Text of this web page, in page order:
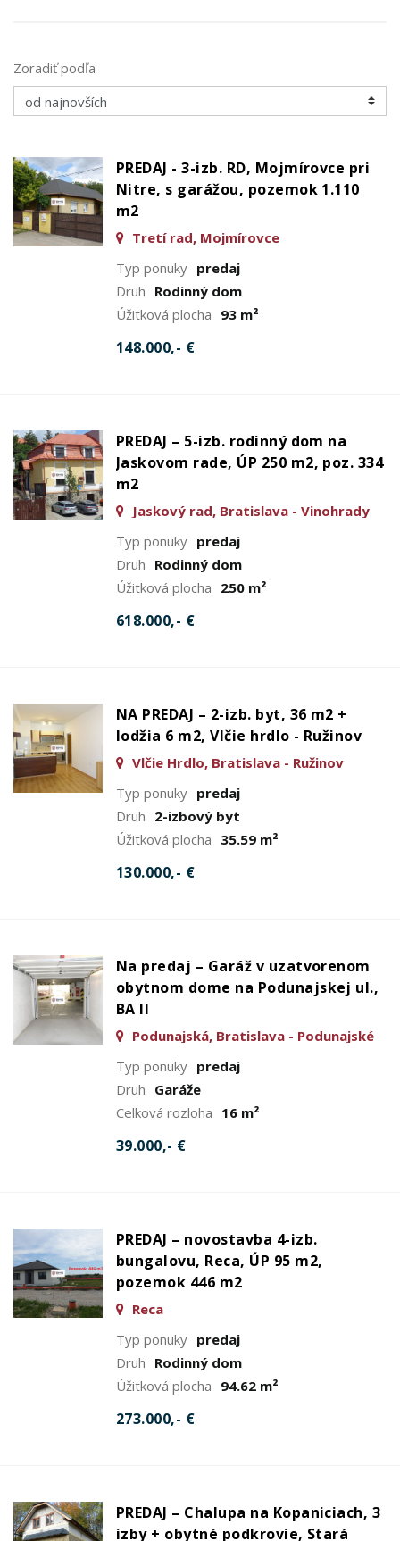
Zoradiť podľa
PREDAJ - 3-izb. RD, Mojmírovce pri
Nitre, s garážou, pozemok 1.110
m2
Tretí rad, Mojmírovce
Typ ponuky predaj
Druh Rodinný dom
Úžitková plocha 93 m²
148.000,- €
PREDAJ – 5-izb. rodinný dom na
Jaskovom rade, ÚP 250 m2, poz. 334
m2
Jaskový rad, Bratislava - Vinohrady
Typ ponuky predaj
Druh Rodinný dom
Úžitková plocha 250 m²
618.000,- €
NA PREDAJ – 2-izb. byt, 36 m2 +
lodžia 6 m2, Vlčie hrdlo - Ružinov
Vlčie Hrdlo, Bratislava - Ružinov
Typ ponuky predaj
Druh 2-izbový byt
Úžitková plocha 35.59 m²
130.000,- €
Na predaj – Garáž v uzatvorenom
obytnom dome na Podunajskej ul.,
BA II
Podunajská, Bratislava - Podunajské
Biskupice
Typ ponuky predaj
Druh Garáže
Celková rozloha 16 m²
39.000,- €
PREDAJ – novostavba 4-izb.
bungalovu, Reca, ÚP 95 m2,
pozemok 446 m2
Reca
Typ ponuky predaj
Druh Rodinný dom
Úžitková plocha 94.62 m²
273.000,- €
PREDAJ – Chalupa na Kopaniciach, 3
izby + obytné podkrovie, Stará